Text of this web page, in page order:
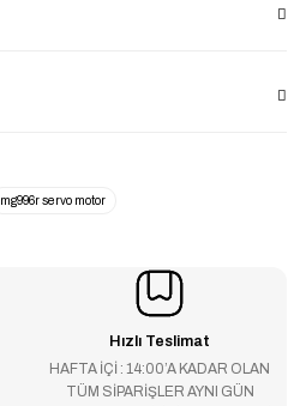
mg996r servo motor
Hızlı Teslimat
HAFTA İÇİ : 14:00’A KADAR OLAN
TÜM SİPARİŞLER AYNI GÜN